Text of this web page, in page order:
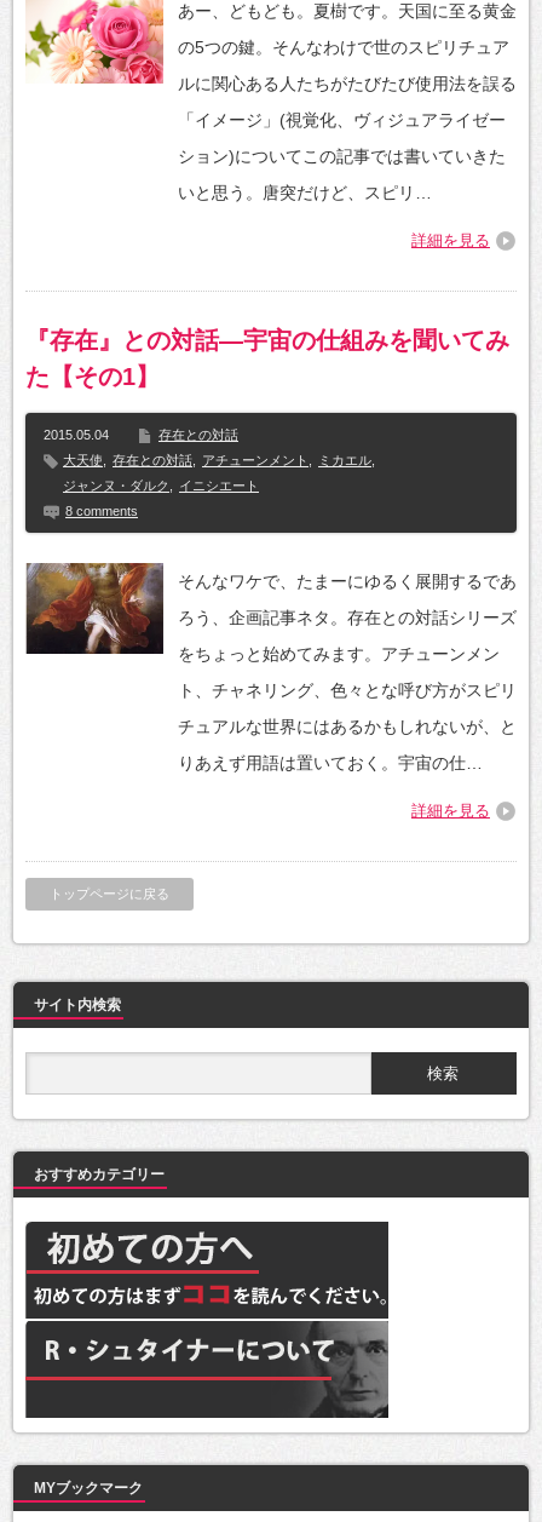
あー、どもども。夏樹です。天国に至る黄金
の5つの鍵。そんなわけで世のスピリチュア
ルに関心ある人たちがたびたび使用法を誤る
「イメージ」(視覚化、ヴィジュアライゼー
ション)についてこの記事では書いていきた
いと思う。唐突だけど、スピリ…
詳細を見る
『存在』との対話―宇宙の仕組みを聞いてみ
た【その1】
2015.05.04
存在との対話
大天使
存在との対話 アチューンメント ミカエル
ジャンヌ・ダルク
イニシエート
8 comments
そんなワケで、たまーにゆるく展開するであ
ろう、企画記事ネタ。存在との対話シリーズ
をちょっと始めてみます。アチューンメン
ト、チャネリング、色々とな呼び方がスピリ
チュアルな世界にはあるかもしれないが、と
りあえず用語は置いておく。宇宙の仕…
詳細を見る
トップページに戻る
サイト内検索
おすすめカテゴリー
MYブックマーク